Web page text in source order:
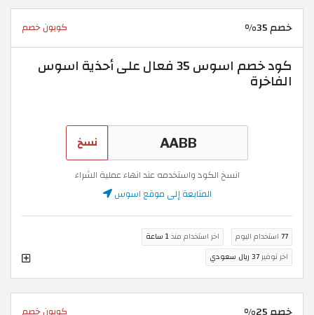
خصم 35% كوبون خصم
كود خصم اسوس 35 فعال على أحذية اسوس
الفاخرة
نسخ
انسخ الكود واستخدمه عند انهاء عملية الشراء
المتابعة إلى موقع اسوس
77 استخدام اليوم اخر استخدام منذ1 ساعة
اخر توفير37 ريال سعودي